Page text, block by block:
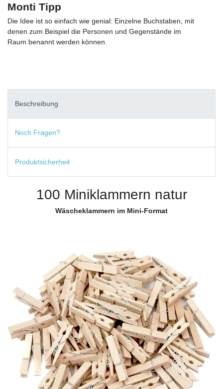
Monti Tipp
Die Idee ist so einfach wie genial: Einzelne Buchstaben, mit
denen zum Beispiel die Personen und Gegenstände im
Raum benannt werden können.
Beschreibung
Noch Fragen?
Produktsicherheit
100 Miniklammern natur
Wäscheklammern im Mini-Format